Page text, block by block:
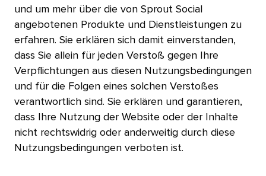
und um mehr über die von Sprout Social
angebotenen Produkte und Dienstleistungen zu
erfahren. Sie erklären sich damit einverstanden,
dass Sie allein für jeden Verstoß gegen Ihre
Verpflichtungen aus diesen Nutzungsbedingungen
und für die Folgen eines solchen Verstoßes
verantwortlich sind. Sie erklären und garantieren,
dass Ihre Nutzung der Website oder der Inhalte
nicht rechtswidrig oder anderweitig durch diese
Nutzungsbedingungen verboten ist.​​